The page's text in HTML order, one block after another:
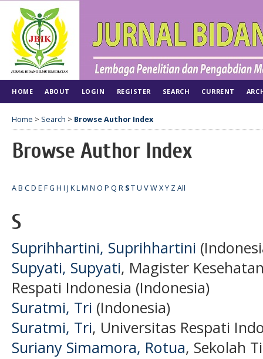
HOME ABOUT LOGIN REGISTER SEARCH CURRENT
Home > Search > Browse Author Index
Browse Author Index
AB CD E FG H I J KLM N O P Q R STU VWXY ZAll
S
Suprihhartini, Suprihhartini
Supyati, Supyati, Magister
Respati Indonesia (Indonesia)
Suratmi, Tri (Indonesia)
Suratmi, Tri, Universitas Respati
Suriany Simamora, Rotua, Sekolah